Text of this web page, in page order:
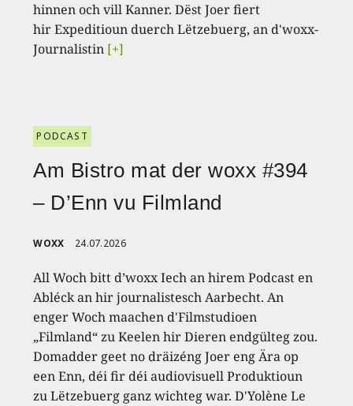
hinnen och vill Kanner. Dëst Joer fiert
hir Expeditioun duerch Lëtzebuerg, an d'woxx-
Journalistin [+]
PODCAST
Am Bistro mat der woxx #394
– D’Enn vu Filmland
WOXX 24.07.2026
All Woch bitt d’woxx Iech an hirem Podcast en
Abléck an hir journalistesch Aarbecht. An
enger Woch maachen d'Filmstudioen
„Filmland“ zu Keelen hir Dieren endgülteg zou.
Domadder geet no dräizéng Joer eng Ära op
een Enn, déi fir déi audiovisuell Produktioun
zu Lëtzebuerg ganz wichteg war. D'Yolène Le